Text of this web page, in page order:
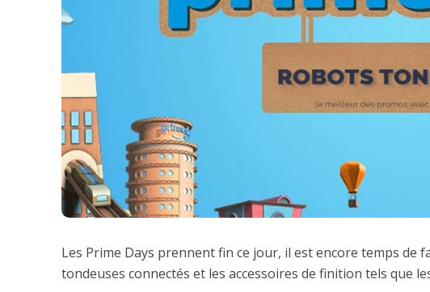
Les Prime Days prennent fin ce jour, il est encore temps
tondeuses connectés et les accessoires de finition tels que